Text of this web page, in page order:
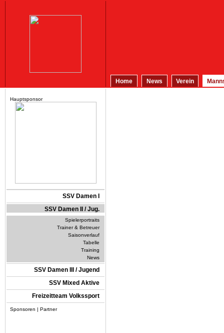
Home News Verein
Hauptsponsor
SSV Damen I
SSV Damen II / Jug.
Spielerportraits
Trainer & Betreuer
Saisonverlauf
Tabelle
Training
News
SSV Damen III / Jugend
SSV Mixed Aktive
Freizeitteam Volkssport
Sponsoren | Partner